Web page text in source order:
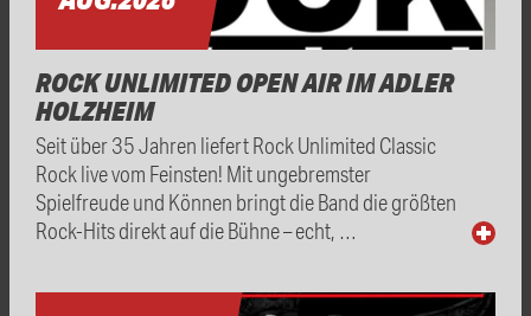
ROCK UNLIMITED OPEN AIR IM ADLER
HOLZHEIM
Seit über 35 Jahren liefert Rock Unlimited Classic
Rock live vom Feinsten! Mit ungebremster
Spielfreude und Können bringt die Band die größten
Rock-Hits direkt auf die Bühne – echt, …